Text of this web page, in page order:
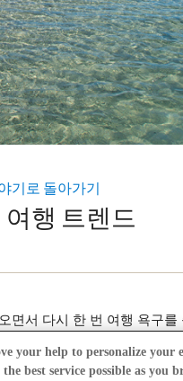
기로 돌아가기
여행 트렌드
면서 다시 한 번 여행 욕구를
은 변하지 않았습니다.
your help to personalize your
best service possible as you